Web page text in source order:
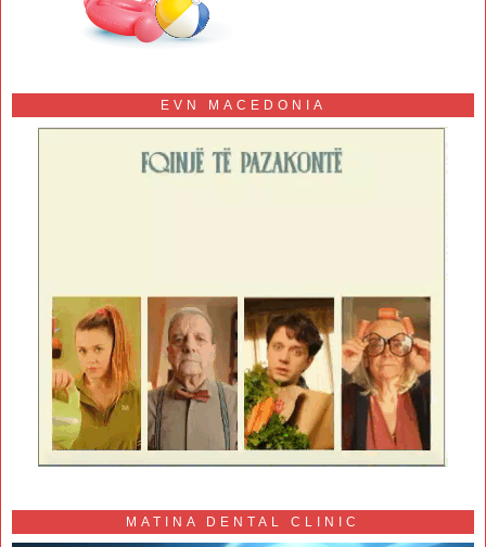
EVN MACEDONIA
MATINA DENTAL CLINIC